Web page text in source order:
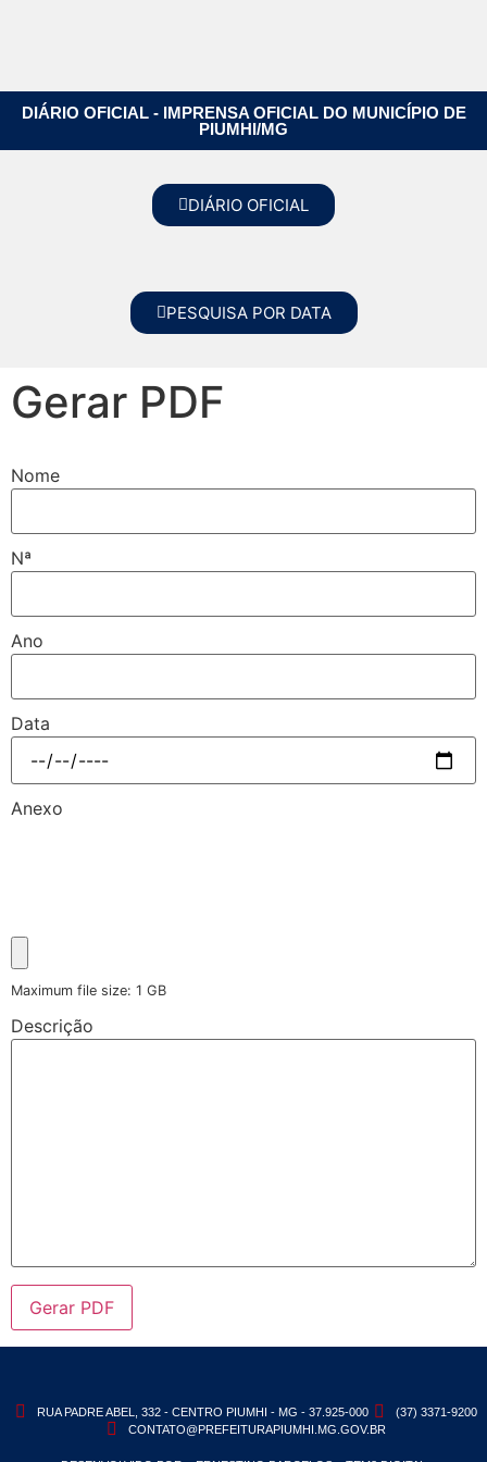
DIÁRIO OFICIAL - IMPRENSA OFICIAL DO MUNICÍPIO DE
PIUMHI/MG
DIÁRIO OFICIAL
PESQUISA POR DATA
Gerar PDF
Nome
Nª
Ano
Data
Anexo
Maximum file size: 1 GB
Descrição
Gerar PDF
RUA PADRE ABEL, 332 - CENTRO PIUMHI - MG - 37.925-000
(37) 3371-9200
CONTATO@PREFEITURAPIUMHI.MG.GOV.BR